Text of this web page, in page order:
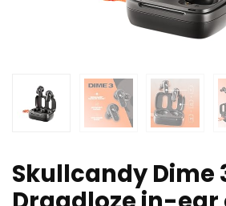
Skullcandy Dime